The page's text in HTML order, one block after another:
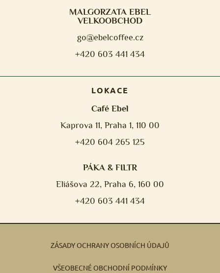
MALGORZATA EBEL
VELKOOBCHOD
go@ebelcoffee.cz
+420 603 441 434
LOKACE
Café Ebel
Kaprova 11, Praha 1, 110 00
+420 604 265 125
PÁKA & FILTR
Eliášova 22, Praha 6, 160 00
+420 603 441 434
ZÁSADY OCHRANY OSOBNÍCH ÚDAJŮ
VŠEOBECNÉ OBCHODNÍ PODMÍNKY